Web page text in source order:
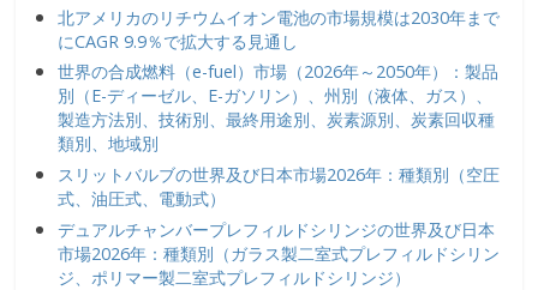
北アメリカのリチウムイオン電池の市場規模は2030年まで
にCAGR 9.9％で拡大する見通し
世界の合成燃料（e-fuel）市場（2026年～2050年）：製品
別（E-ディーゼル、E-ガソリン）、州別（液体、ガス）、
製造方法別、技術別、最終用途別、炭素源別、炭素回収種
類別、地域別
スリットバルブの世界及び日本市場2026年：種類別（空圧
式、油圧式、電動式）
デュアルチャンバープレフィルドシリンジの世界及び日本
市場2026年：種類別（ガラス製二室式プレフィルドシリン
ジ、ポリマー製二室式プレフィルドシリンジ）